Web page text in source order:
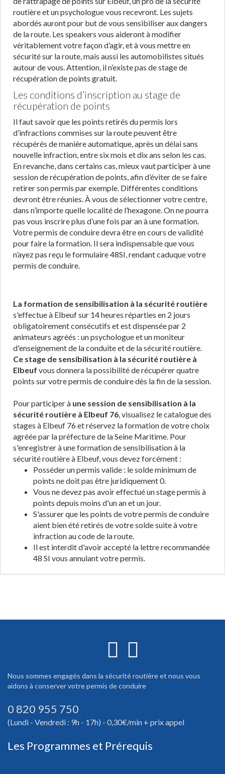
routière et un psychologue vous recevront. Les sujets
abordés auront pour but de vous sensibiliser aux dangers
de la route. Les speakers vous aideront à modifier
véritablement votre façon d’agir, et à vous mettre en
sécurité sur la route, mais aussi les automobilistes situés
autour de vous. Attention, il n’existe pas de stage de
récupération de points gratuit.
Les conditions d’inscription au stage de
récupération de points
Il faut savoir que les points retirés du permis lors
d’infractions commises sur la route peuvent être
récupérés de manière automatique, après un délai sans
nouvelle infraction, entre six mois et dix ans selon les cas.
En revanche, dans certains cas, mieux vaut participer à une
session de récupération de points, afin d’éviter de se faire
retirer son permis par exemple. Différentes conditions
devront être réunies. À vous de sélectionner votre centre,
dans n’importe quelle localité de l’hexagone. On ne pourra
pas vous inscrire plus d’une fois par an à une formation.
Votre permis de conduire devra être en cours de validité
pour faire la formation. Il sera indispensable que vous
n’ayez pas reçu le formulaire 48SI, rendant caduque votre
permis de conduire.
La formation de sensibilisation à la sécurité routière
s'effectue à Elbeuf sur 14 heures réparties en 2 jours
obligatoirement consécutifs et est dispensée par 2
animateurs agréés : un psychologue et un moniteur
d'enseignement de la conduite et de la sécurité routière.
Ce stage de sensibilisation à la sécurité routière à
Elbeuf vous donnera la possibilité de récupérer quatre
points sur votre permis de conduire dès la fin de la session.
Pour participer à une session de sensibilisation à la
sécurité routière à Elbeuf 76, visualisez le catalogue des
stages à Elbeuf 76 et réservez la formation de votre choix
agréée par la préfecture de la Seine Maritime. Pour
s'enregistrer à une formation de sensibilisation à la
sécurité routière à Elbeuf, vous devez forcément :
Posséder un permis valide : le solde minimum de
points ne doit pas être juridiquement 0.
Vous ne devez pas avoir effectué un stage permis à
points depuis moins d'un an et un jour.
S'assurer que les points de votre permis de conduire
aient bien été retirés de votre solde suite à votre
infraction au code de la route.
Il est interdit d'avoir accepté la lettre recommandée
48 SI vous annulant votre permis.
Nous sommes engagés dans la sécurité routière et nous vous
aidons à conserver votre permis de conduire
0 820 955 750
(Lundi - Vendredi : 9h - 17h) - 0,30€/min + prix appel
Les Programmes et Prérequis